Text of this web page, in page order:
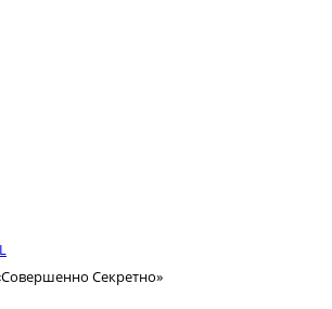
Секретно»